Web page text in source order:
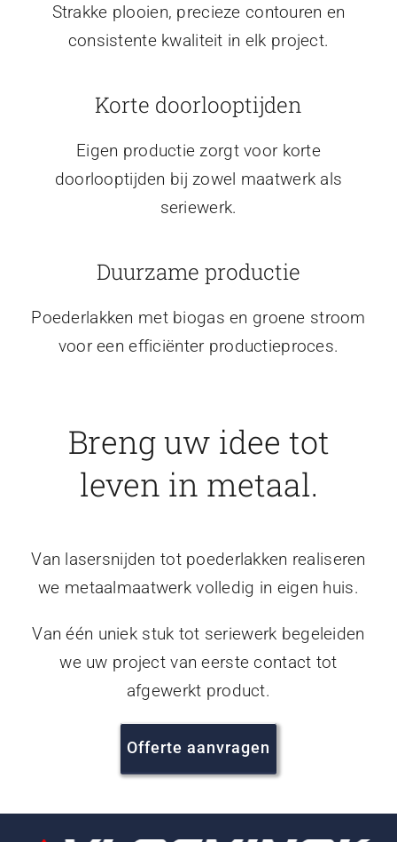
Strakke plooien, precieze contouren en
consistente kwaliteit in elk project.
Korte doorlooptijden
Eigen productie zorgt voor korte
doorlooptijden bij zowel maatwerk als
seriewerk.
Duurzame productie
Poederlakken met biogas en groene stroom
voor een efficiënter productieproces.
Breng uw idee tot
leven in metaal.
Van lasersnijden tot poederlakken realiseren
we metaalmaatwerk volledig in eigen huis.
Van één uniek stuk tot seriewerk begeleiden
we uw project van eerste contact tot
afgewerkt product.
Offerte aanvragen